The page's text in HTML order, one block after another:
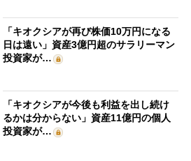
「キオクシアが再び株価10万円になる
日は遠い」資産3億円超のサラリーマン
投資家が…
「キオクシアが今後も利益を出し続け
るかは分からない」資産11億円の個人
投資家が…